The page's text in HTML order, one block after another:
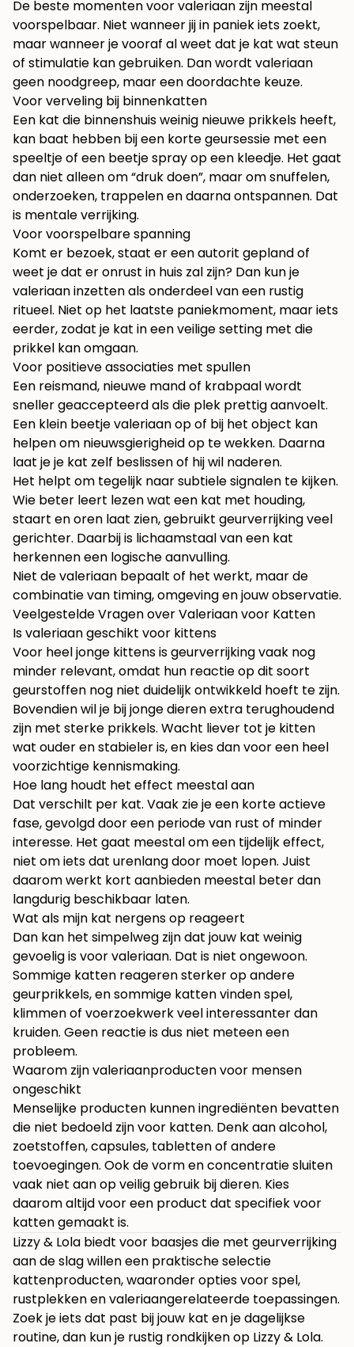
De beste momenten voor valeriaan zijn meestal
voorspelbaar. Niet wanneer jij in paniek iets zoekt,
maar wanneer je vooraf al weet dat je kat wat steun
of stimulatie kan gebruiken. Dan wordt valeriaan
geen noodgreep, maar een doordachte keuze.
Voor verveling bij binnenkatten
Een kat die binnenshuis weinig nieuwe prikkels heeft,
kan baat hebben bij een korte geursessie met een
speeltje of een beetje spray op een kleedje. Het gaat
dan niet alleen om “druk doen”, maar om snuffelen,
onderzoeken, trappelen en daarna ontspannen. Dat
is mentale verrijking.
Voor voorspelbare spanning
Komt er bezoek, staat er een autorit gepland of
weet je dat er onrust in huis zal zijn? Dan kun je
valeriaan inzetten als onderdeel van een rustig
ritueel. Niet op het laatste paniekmoment, maar iets
eerder, zodat je kat in een veilige setting met die
prikkel kan omgaan.
Voor positieve associaties met spullen
Een reismand, nieuwe mand of krabpaal wordt
sneller geaccepteerd als die plek prettig aanvoelt.
Een klein beetje valeriaan op of bij het object kan
helpen om nieuwsgierigheid op te wekken. Daarna
laat je je kat zelf beslissen of hij wil naderen.
Het helpt om tegelijk naar subtiele signalen te kijken.
Wie beter leert lezen wat een kat met houding,
staart en oren laat zien, gebruikt geurverrijking veel
gerichter. Daarbij is lichaamstaal van een kat
herkenneneen logische aanvulling.
Niet de valeriaan bepaalt of het werkt, maar de
combinatie van timing, omgeving en jouw observatie.
Veelgestelde Vragen over Valeriaan voor Katten
Is valeriaan geschikt voor kittens
Voor heel jonge kittens is geurverrijking vaak nog
minder relevant, omdat hun reactie op dit soort
geurstoffen nog niet duidelijk ontwikkeld hoeft te zijn.
Bovendien wil je bij jonge dieren extra terughoudend
zijn met sterke prikkels. Wacht liever tot je kitten
wat ouder en stabieler is, en kies dan voor een heel
voorzichtige kennismaking.
Hoe lang houdt het effect meestal aan
Dat verschilt per kat. Vaak zie je een korte actieve
fase, gevolgd door een periode van rust of minder
interesse. Het gaat meestal om een tijdelijk effect,
niet om iets dat urenlang door moet lopen. Juist
daarom werkt kort aanbieden meestal beter dan
langdurig beschikbaar laten.
Wat als mijn kat nergens op reageert
Dan kan het simpelweg zijn dat jouw kat weinig
gevoelig is voor valeriaan. Dat is niet ongewoon.
Sommige katten reageren sterker op andere
geurprikkels, en sommige katten vinden spel,
klimmen of voerzoekwerk veel interessanter dan
kruiden. Geen reactie is dus niet meteen een
probleem.
Waarom zijn valeriaanproducten voor mensen
ongeschikt
Menselijke producten kunnen ingrediënten bevatten
die niet bedoeld zijn voor katten. Denk aan alcohol,
zoetstoffen, capsules, tabletten of andere
toevoegingen. Ook de vorm en concentratie sluiten
vaak niet aan op veilig gebruik bij dieren. Kies
daarom altijd voor een product dat specifiek voor
katten gemaakt is.
Lizzy & Lola biedt voor baasjes die met geurverrijking
aan de slag willen een praktische selectie
kattenproducten, waaronder opties voor spel,
rustplekken en valeriaangerelateerde toepassingen.
Zoek je iets dat past bij jouw kat en je dagelijkse
routine, dan kun je rustig rondkijken op Lizzy & Lola.